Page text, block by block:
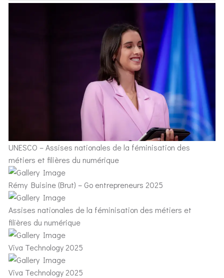
UNESCO – Assises nationales de la féminisation des
métiers et filières du numérique
Rémy Buisine (Brut) – Go entrepreneurs 2025
Assises nationales de la féminisation des métiers et
filières du numérique
Viva Technology 2025
Viva Technology 2025